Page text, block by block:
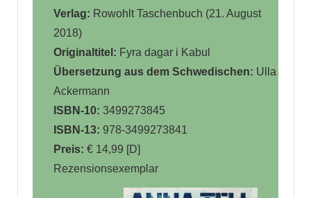
Verlag: Rowohlt Taschenbuch (21. August
2018)
Originaltitel: Fyra dagar i Kabul
Übersetzung aus dem Schwedischen: Ulla
Ackermann
ISBN-10: 3499273845
ISBN-13: 978-3499273841
Preis: € 14,99 [D]
Rezensionsexemplar